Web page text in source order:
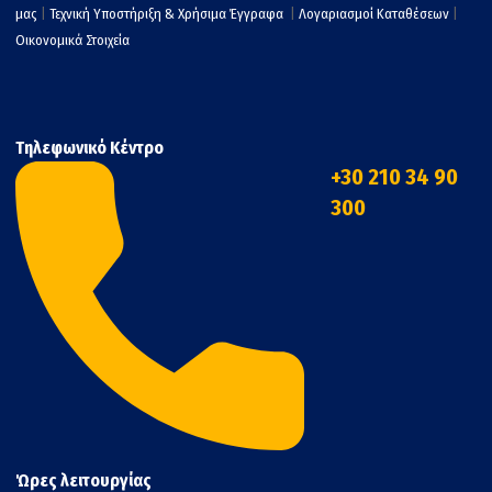
μας
Τεχνική Υποστήριξη & Χρήσιμα Έγγραφα Λογαριασμοί Καταθέσεων
Οικονομικά Στοιχεία
Τηλεφωνικό Κέντρο
+30 210 34 90
300
Ώρες λειτουργίας